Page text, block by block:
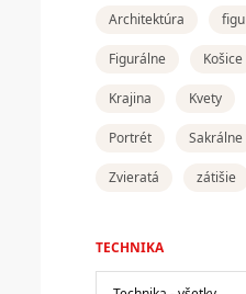
Architektúra figu
Figurálne Košice
Krajina Kvety
Portrét Sakrálne
Zvieratá zátišie
TECHNIKA